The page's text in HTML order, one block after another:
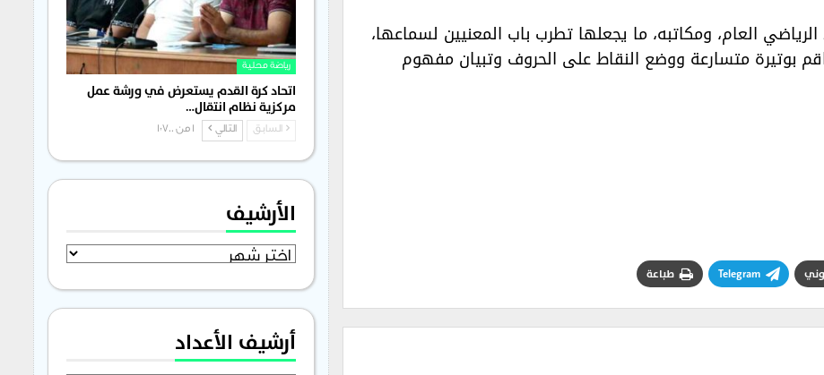
العام، ومكاتبه، ما يجعلها تطرب باب المعنيين لسماعها،
بوتيرة متسارعة ووضع النقاط على الحروف وتبيان مفهوم
Telegram طباعة
رياضة محلية
اتحاد كرة القدم يستعرض في ورشة عمل
مركزية نظام انتقال…
السابق التالي 1 من 1٬700
الأرشيف
الأرشيف
أرشيف الأعداد